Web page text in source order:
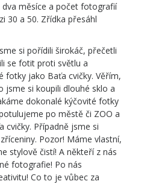
měsíce a počet fotografií
30 a 50. Zřídka přesáhl
si pořídili širokáč, přečetli
se fotit proti světlu a
fotky jako Baťa cvičky. Věřím,
jsme si koupili dlouhé sklo a
dokonalé kýčovité fotky
po městě či ZOO a
cvičky. Případně jsme si
Pozor! Máme vlastní,
stylově čistí! A někteří z nás
fotografie! Po nás
Co to je vůbec za